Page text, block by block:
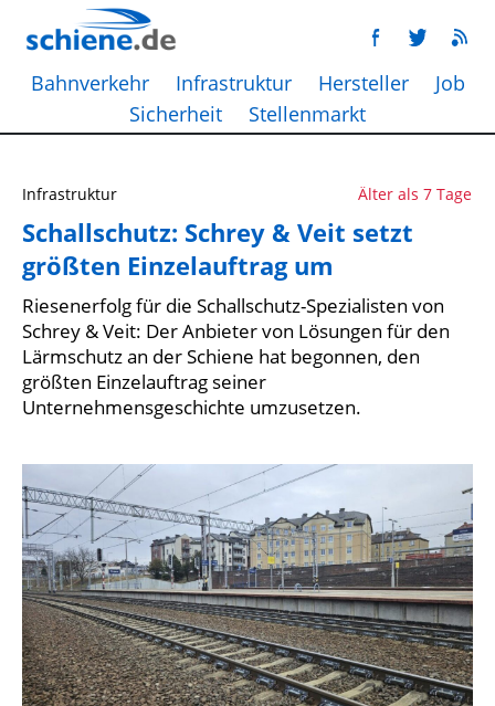
Bahnverkehr Infrastruktur Hersteller
Job
Sicherheit
Stellenmarkt
Infrastruktur Älter als 7 Tage
Schallschutz: Schrey & Veit setzt
größten Einzelauftrag um
Riesenerfolg für die Schallschutz-Spezialisten von
Schrey & Veit: Der Anbieter von Lösungen für den
Lärmschutz an der Schiene hat begonnen, den
größten Einzelauftrag seiner
Unternehmensgeschichte umzusetzen.